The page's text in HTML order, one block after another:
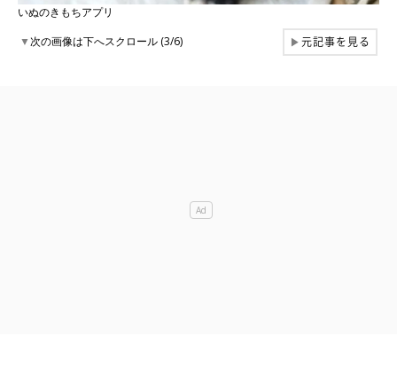
いぬのきもちアプリ
▼次の画像は下へスクロール (3/6) ▶元記事を見る